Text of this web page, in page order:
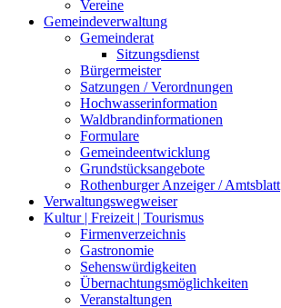
Vereine
Gemeindeverwaltung
Gemeinderat
Sitzungsdienst
Bürgermeister
Satzungen / Verordnungen
Hochwasserinformation
Waldbrandinformationen
Formulare
Gemeindeentwicklung
Grundstücksangebote
Rothenburger Anzeiger / Amtsblatt
Verwaltungswegweiser
Kultur | Freizeit | Tourismus
Firmenverzeichnis
Gastronomie
Sehenswürdigkeiten
Übernachtungsmöglichkeiten
Veranstaltungen